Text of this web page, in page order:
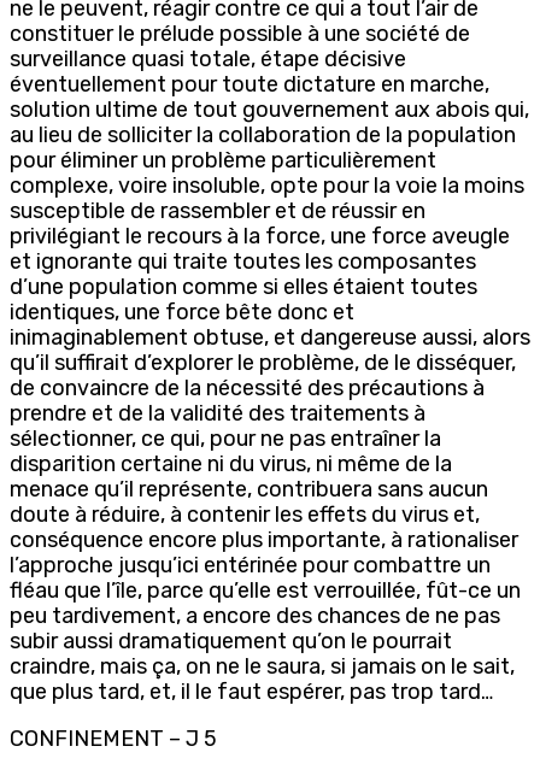
ne le peuvent, réagir contre ce qui a tout l’air de
constituer le prélude possible à une société de
surveillance quasi totale, étape décisive
éventuellement pour toute dictature en marche,
solution ultime de tout gouvernement aux abois qui,
au lieu de solliciter la collaboration de la population
pour éliminer un problème particulièrement
complexe, voire insoluble, opte pour la voie la moins
susceptible de rassembler et de réussir en
privilégiant le recours à la force, une force aveugle
et ignorante qui traite toutes les composantes
d’une population comme si elles étaient toutes
identiques, une force bête donc et
inimaginablement obtuse, et dangereuse aussi, alors
qu’il suffirait d’explorer le problème, de le disséquer,
de convaincre de la nécessité des précautions à
prendre et de la validité des traitements à
sélectionner, ce qui, pour ne pas entraîner la
disparition certaine ni du virus, ni même de la
menace qu’il représente, contribuera sans aucun
doute à réduire, à contenir les effets du virus et,
conséquence encore plus importante, à rationaliser
l’approche jusqu’ici entérinée pour combattre un
fléau que l’île, parce qu’elle est verrouillée, fût-ce un
peu tardivement, a encore des chances de ne pas
subir aussi dramatiquement qu’on le pourrait
craindre, mais ça, on ne le saura, si jamais on le sait,
que plus tard, et, il le faut espérer, pas trop tard…
CONFINEMENT – J 5